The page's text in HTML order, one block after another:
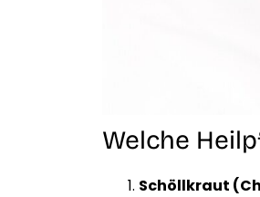
Welche
Schöllkraut